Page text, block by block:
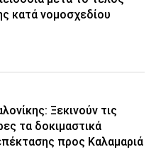
κατά νομοσχεδίου
Ξεκινούν τις
τα δοκιμαστικά
προς Καλαμαριά